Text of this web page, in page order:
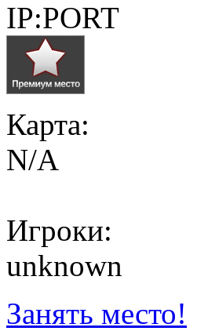
IP:PORT
Карта:
N/A
Игроки:
unknown
Занять место!